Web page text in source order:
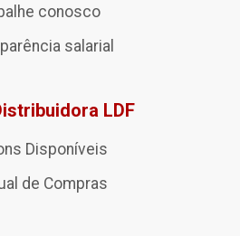
conosco
salarial
LDF
Disponíveis
de Compras